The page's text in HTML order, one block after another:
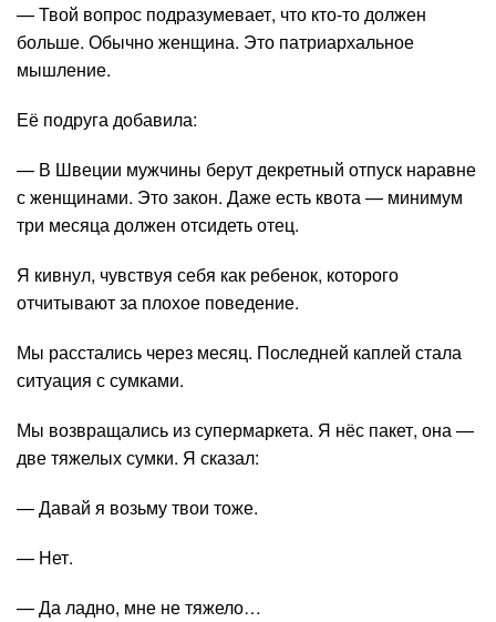
— Твой вопрос подразумевает, что кто-то должен
больше. Обычно женщина. Это патриархальное
мышление.
Её подруга добавила:
— В Швеции мужчины берут декретный отпуск наравне
с женщинами. Это закон. Даже есть квота — минимум
три месяца должен отсидеть отец.
Я кивнул, чувствуя себя как ребенок, которого
отчитывают за плохое поведение.
Мы расстались через месяц. Последней каплей стала
ситуация с сумками.
Мы возвращались из супермаркета. Я нёс пакет, она —
две тяжелых сумки. Я сказал:
— Давай я возьму твои тоже.
— Нет.
— Да ладно, мне не тяжело…